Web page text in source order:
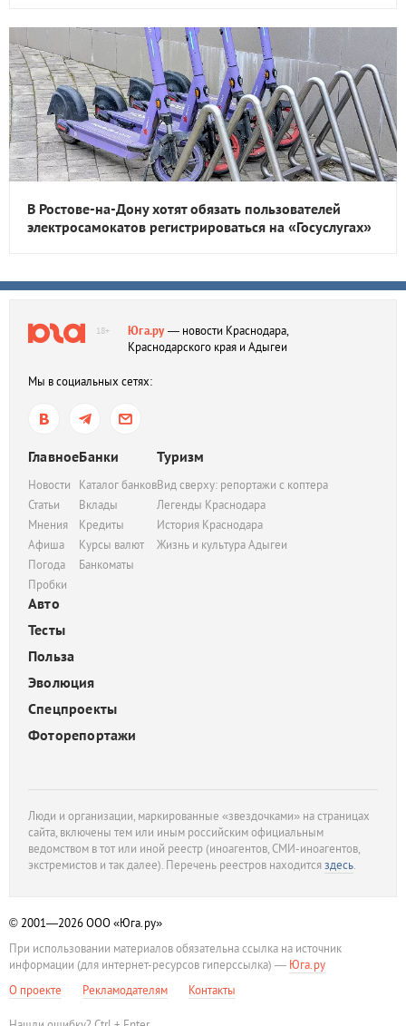
В Ростове-на-Дону хотят обязать пользователей
электросамокатов регистрироваться на «Госуслугах»
18+ Юга.ру— новости Краснодара,
Краснодарского края и Адыгеи
Мы в социальных сетях:
Главное
Новости
Статьи
Мнения
Афиша
Погода
Пробки
Банки
Каталог банков
Вклады
Кредиты
Курсы валют
Банкоматы
Туризм
Вид сверху: репортажи с коптера
Легенды Краснодара
История Краснодара
Жизнь и культура Адыгеи
Авто
Тесты
Польза
Эволюция
Спецпроекты
Фоторепортажи
Люди и организации, маркированные «звездочками» на страницах
сайта, включены тем или иным российским официальным
ведомством в тот или иной реестр (иноагентов, СМИ-иноагентов,
экстремистов и так далее). Перечень реестров находитсяздесь.
© 2001—2026ООО «Юга.ру»
При использовании материалов обязательна ссылка на источник
информации (для интернет-ресурсов гиперссылка) — Юга.ру
О проекте
Рекламодателям Контакты